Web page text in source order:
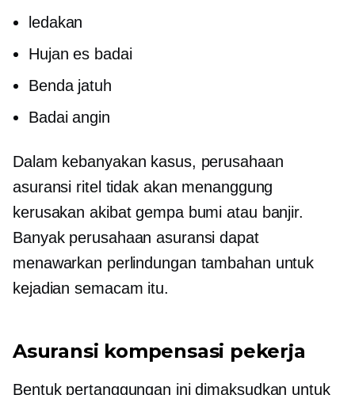
ledakan
Hujan es badai
Benda jatuh
Badai angin
Dalam kebanyakan kasus, perusahaan
asuransi ritel tidak akan menanggung
kerusakan akibat gempa bumi atau banjir.
Banyak perusahaan asuransi dapat
menawarkan perlindungan tambahan untuk
kejadian semacam itu.
Asuransi kompensasi pekerja
Bentuk pertanggungan ini dimaksudkan untuk